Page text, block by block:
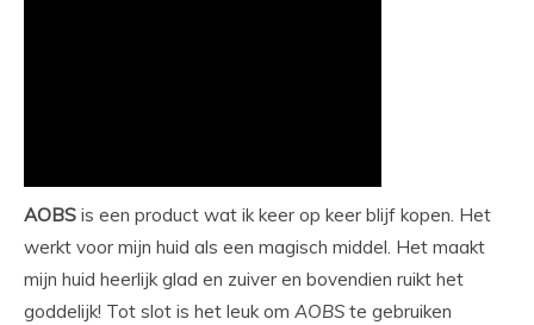
AOBS is een product wat ik keer op keer blijf kopen. Het
werkt voor mijn huid als een magisch middel. Het maakt
mijn huid heerlijk glad en zuiver en bovendien ruikt het
goddelijk! Tot slot is het leuk om AOBS te gebruiken